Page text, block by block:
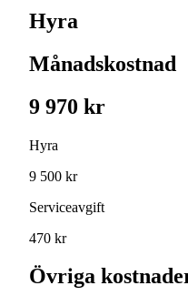
Hyra
Månadskostnad
9 970 kr
Hyra
9 500 kr
Serviceavgift
470 kr
Övriga